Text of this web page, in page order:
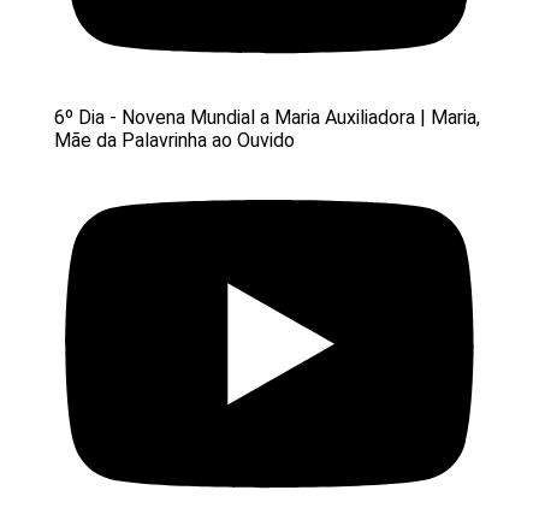
6º Dia - Novena Mundial a Maria Auxiliadora | Maria,
Mãe da Palavrinha ao Ouvido